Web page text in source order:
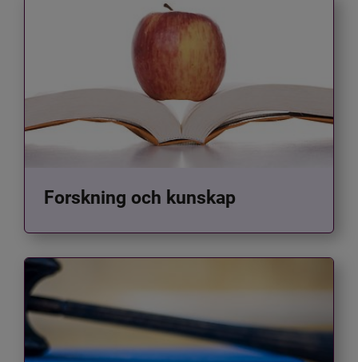
Forskning och kunskap